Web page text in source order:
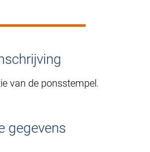
verlanglijstje
van de ponsstempel.
gegevens